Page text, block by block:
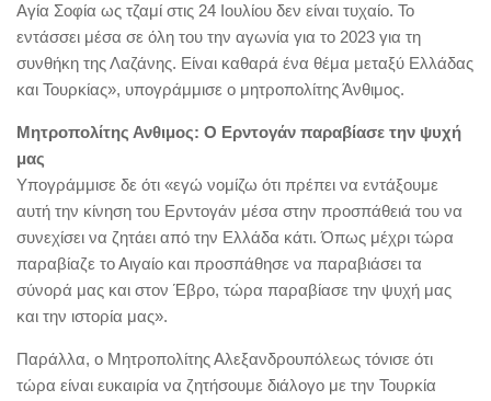
Αγία Σοφία ως τζαμί στις 24 Ιουλίου δεν είναι τυχαίο. Το
εντάσσει μέσα σε όλη του την αγωνία για το 2023 για τη
συνθήκη της Λαζάνης. Είναι καθαρά ένα θέμα μεταξύ Ελλάδας
και Τουρκίας», υπογράμμισε ο μητροπολίτης Άνθιμος.
Μητροπολίτης Ανθιμος: Ο Ερντογάν παραβίασε την ψυχή
μας
Υπογράμμισε δε ότι «εγώ νομίζω ότι πρέπει να εντάξουμε
αυτή την κίνηση του Ερντογάν μέσα στην προσπάθειά του να
συνεχίσει να ζητάει από την Ελλάδα κάτι. Όπως μέχρι τώρα
παραβίαζε το Αιγαίο και προσπάθησε να παραβιάσει τα
σύνορά μας και στον Έβρο, τώρα παραβίασε την ψυχή μας
και την ιστορία μας».
Παράλλα, ο Μητροπολίτης Αλεξανδρουπόλεως τόνισε ότι
τώρα είναι ευκαιρία να ζητήσουμε διάλογο με την Τουρκία